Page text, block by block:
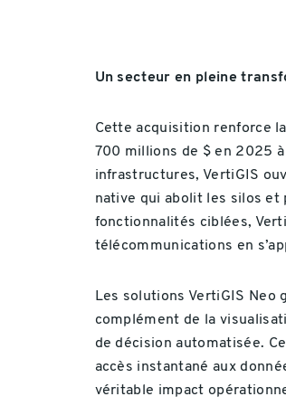
Un secteur en pleine
Cette acquisition renforce
700 millions de $ en 2025
infrastructures, VertiGIS
native qui abolit les silos et
fonctionnalités ciblées,
télécommunications en
Les solutions VertiGIS
complément de la
de décision automatisée.
accès instantané aux
véritable impact